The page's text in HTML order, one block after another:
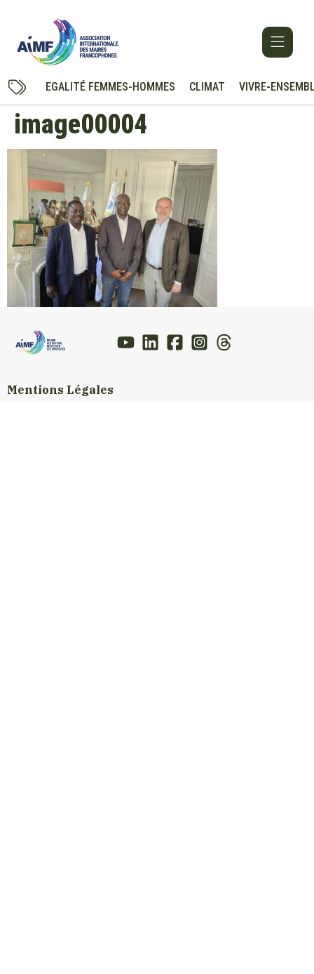
EGALITÉ FEMMES-HOMMES CLIMAT VIVRE-
image00004
Mentions Légales